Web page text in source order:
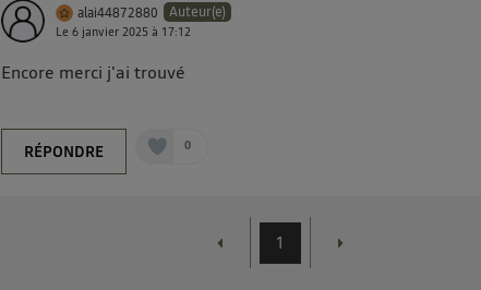
alai44872880 Auteur(e)
Le6 janvier 2025 à 17:12
Encore merci j'ai trouvé
RÉPONDRE 0
1